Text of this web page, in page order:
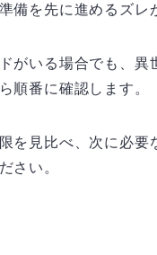
備を先に進めるズレ
がいる場合でも、異
順番に確認します。
を見比べ、次に必要
さい。